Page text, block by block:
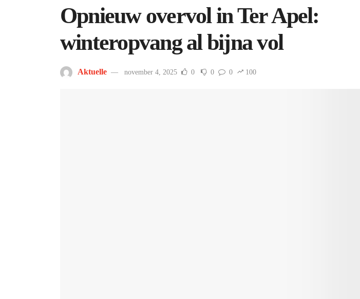
Opnieuw overvol in Ter Apel:
winteropvang al bijna vol
Aktuelle november 4, 2025 0 0 0 100